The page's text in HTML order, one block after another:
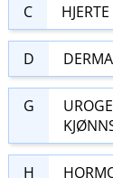
C
D
G
H